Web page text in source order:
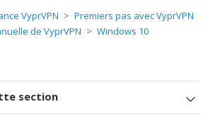
VyprVPN
Premiers pas avec VyprVPN
de VyprVPN
Windows 10
section